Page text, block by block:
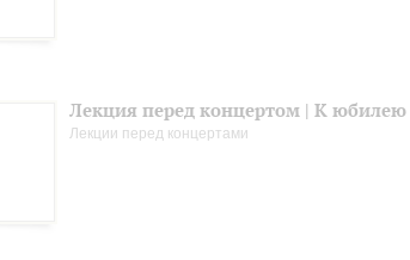
Лекция перед концертом | К
Лекции перед концертами